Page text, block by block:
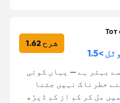
>1.5
شرح 1.62
بہتر ہے — یہاں کوئی
خطرناک نہیں جتنا
مل کر کم از کم ڈیڑھ